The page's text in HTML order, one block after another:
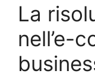
La
nell’e-